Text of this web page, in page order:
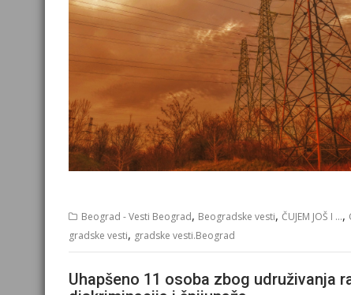
Beograd - Vesti Beograd, Beogradske vesti, ČUJEM JOŠ I ...,
gradske vesti, gradske vesti.Beograd
Uhapšeno 11 osoba zbog udruživanja